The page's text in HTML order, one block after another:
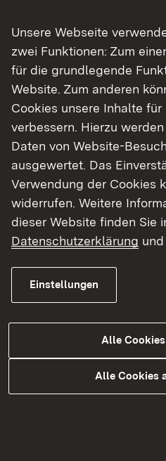
Studiengangsuche
Studienplatz. Außerdem
Schritt-Anleitung zu
Finde dein Studium in
Unsere Webseite
zwei Funktionen: Zum
für die grundlegende
Website. Zum anderen
Cookies unsere Inhalte
verbessern. Hierzu
Daten von Website-
ausgewertet. Das
Verwendung der Cookies
widerrufen. Weitere
dieser Website finden Sie
Datenschutzerklärung
Einstellungen
Alle
Alle Cookies